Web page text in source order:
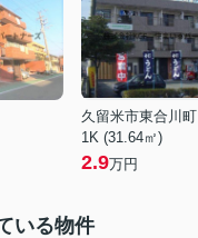
久留米市東合川町
1K (31.64㎡)
2.9万円
いる物件